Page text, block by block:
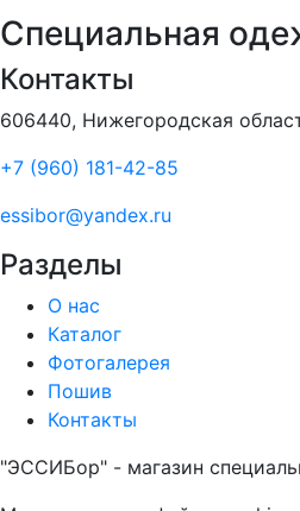
Специальная
Контакты
606440, Нижегородская
+7 (960) 181-42-85
essibor@yandex.ru
Разделы
О нас
Каталог
Фотогалерея
Пошив
Контакты
"ЭССИБор" - магазин